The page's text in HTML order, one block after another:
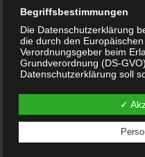
an
mit Mitgliedern des
Kunsthalle Düsseldorf
Eröffnung: 14. März 2025,
Ausstellungsdauer bis
Dear Guests, dear
I’m excited to invite you to
DISTANCE of our
Begriffsbestimmungen
Die Datenschutzerklärung
die durch den
Verordnungsgeber beim
Grundverordnung (DS-
Datenschutzerklärung soll
und verständlich sein. Um
wir vorab die verwendeten
Wir verwenden in dieser
✓